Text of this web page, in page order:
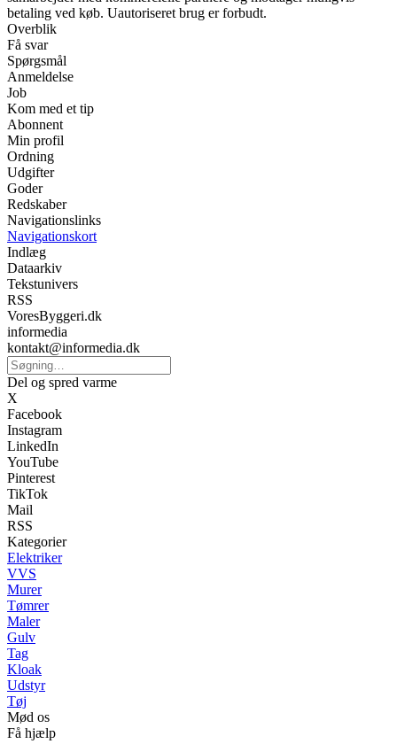
betaling ved køb. Uautoriseret brug er forbudt.
Overblik
Få svar
Spørgsmål
Anmeldelse
Job
Kom med et tip
Abonnent
Min profil
Ordning
Udgifter
Goder
Redskaber
Navigationslinks
Navigationskort
Indlæg
Dataarkiv
Tekstunivers
RSS
VoresByggeri.dk
informedia
kontakt@informedia.dk
Del og spred varme
X
Facebook
Instagram
LinkedIn
YouTube
Pinterest
TikTok
Mail
RSS
Kategorier
Elektriker
VVS
Murer
Tømrer
Maler
Gulv
Tag
Kloak
Udstyr
Tøj
Mød os
Få hjælp